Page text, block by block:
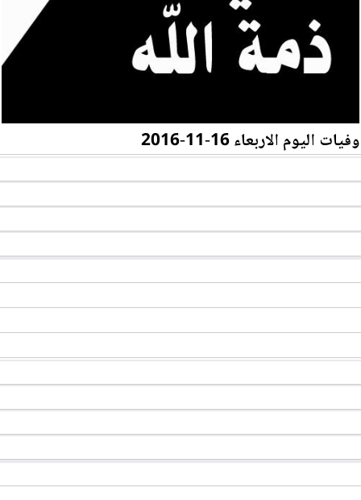
وفيات اليوم الاربعاء 16-11-2016